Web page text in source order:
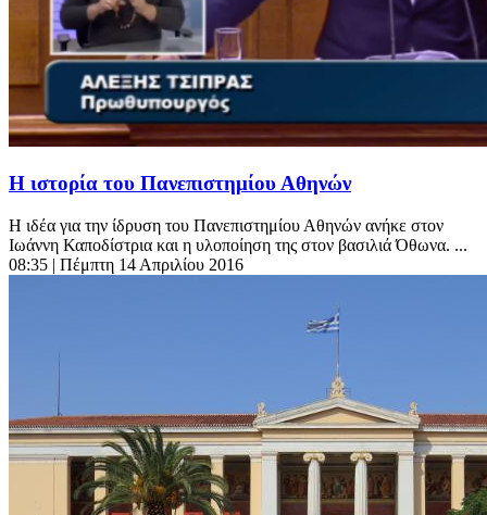
Η ιστορία του Πανεπιστημίου Αθηνών
Η ιδέα για την ίδρυση του Πανεπιστημίου Αθηνών ανήκε στον
Ιωάννη Καποδίστρια και η υλοποίηση της στον βασιλιά Όθωνα. ...
08:35 | Πέμπτη 14 Απριλίου 2016